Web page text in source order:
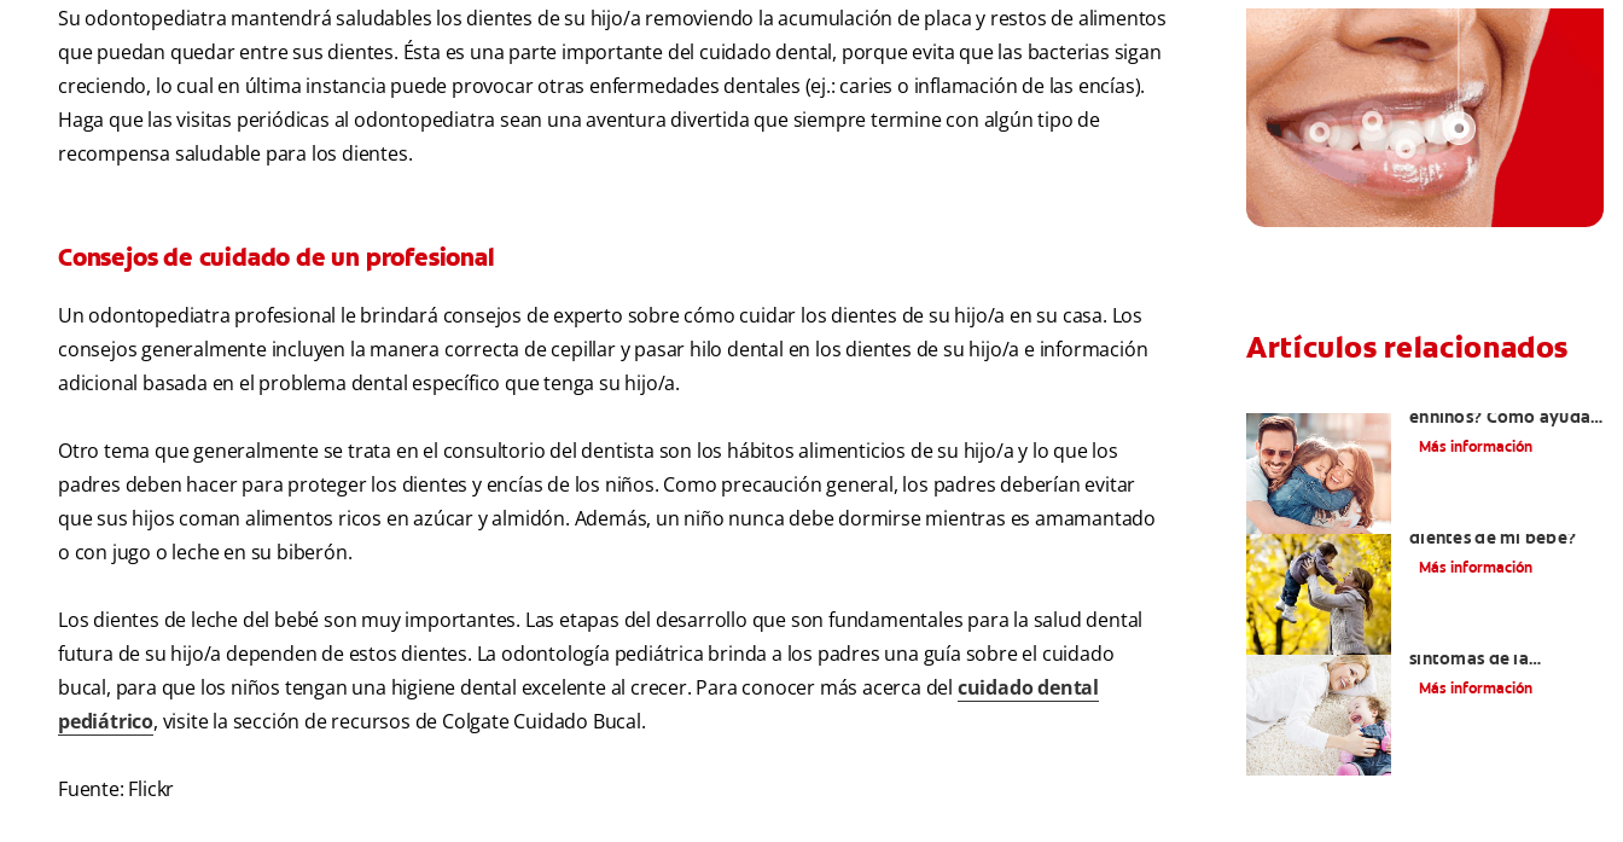
Su odontopediatra mantendrá saludables los dientes de su hijo/a removiendo la acumulación de placa y restos de alimentos
que puedan quedar entre sus dientes. Ésta es una parte importante del cuidado dental, porque evita que las bacterias sigan
creciendo, lo cual en última instancia puede provocar otras enfermedades dentales (ej.: caries o inflamación de las encías).
Haga que las visitas periódicas al odontopediatra sean una aventura divertida que siempre termine con algún tipo de
recompensa saludable para los dientes.
Consejos de cuidado de un profesional
Un odontopediatra profesional le brindará consejos de experto sobre cómo cuidar los dientes de su hijo/a en su casa. Los
consejos generalmente incluyen la manera correcta de cepillar y pasar hilo dental en los dientes de su hijo/a e información
adicional basada en el problema dental específico que tenga su hijo/a.
Otro tema que generalmente se trata en el consultorio del dentista son los hábitos alimenticios de su hijo/a y lo que los
padres deben hacer para proteger los dientes y encías de los niños. Como precaución general, los padres deberían evitar
que sus hijos coman alimentos ricos en azúcar y almidón. Además, un niño nunca debe dormirse mientras es amamantado
o con jugo o leche en su biberón.
Los dientes de leche del bebé son muy importantes. Las etapas del desarrollo que son fundamentales para la salud dental
futura de su hijo/a dependen de estos dientes. La odontología pediátrica brinda a los padres una guía sobre el cuidado
bucal, para que los niños tengan una higiene dental excelente al crecer. Para conocer más acerca del cuidado dental
pediátrico, visite la sección de recursos de Colgate Cuidado Bucal.
Fuente: Flickr
Artículos relacionados
enniños? Cómo ayudar
a tus pequeños en el
Más información
dientes de mi bebé?
Más información
síntomas de la
dentición
Más información